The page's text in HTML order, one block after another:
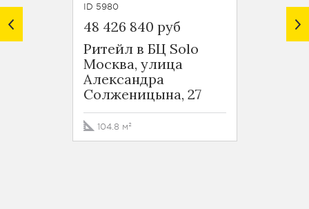
ID 5980
48 426 840 руб
Ритейл в БЦ Solo
Москва, улица
Александра
Солженицына, 27
104.8 м²
ID 6618
49